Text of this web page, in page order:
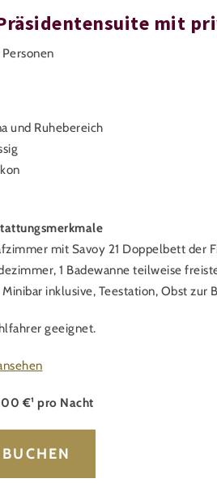
mit
und Ruhebereich
mit Savoy 21 Doppelbett
1 Badewanne teilweise
inklusive, Teestation, Obst
geeignet.
€¹ pro Nacht